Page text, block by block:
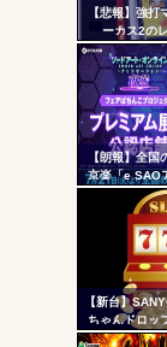
AngelBeats!
Powered by
【悲報】強打
ーカス2の
【朗報】全国
京楽「e SAO
夜空」のデモ
が始まる！
げ
【新台】
ちゃんドロッ
打動画公開！
- 固
定リ
ンク
自動
更新
ツー